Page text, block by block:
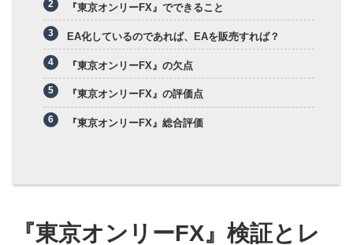
『東京オンリーFX』でできること
EA化しているのであれば、EAを販売すれば？
『東京オンリーFX』の欠点
『東京オンリーFX』の評価点
『東京オンリーFX』総合評価
『東京オンリーFX』検証とレ